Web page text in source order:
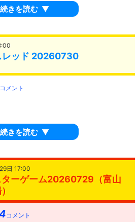
続きを読む ▼
レッド 20260730
コメント
続きを読む ▼
日 17:00
ターゲーム20260729（富山
コメント